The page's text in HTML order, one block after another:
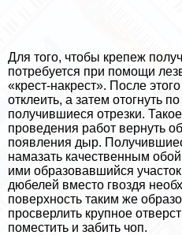
Для того, чтобы крепеж
потребуется при помощи
«крест-накрест». После
отклеить, а затем отогнуть
получившиеся отрезки.
проведения работ вернуть
появления дыр.
намазать качественным
ими образовавшийся
дюбелей вместо гвоздя
поверхность таким же
просверлить крупное
поместить и забить чоп.